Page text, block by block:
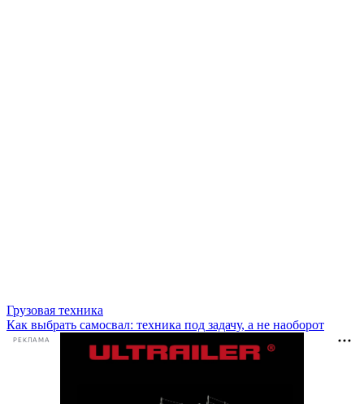
Грузовая техника
Как выбрать самосвал: техника под задачу, а не наоборот
РЕКЛАМА